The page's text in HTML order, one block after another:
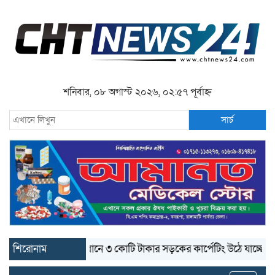
শনিবার, ০৮ অগাস্ট ২০২৬, ০২:৫৭ পূর্বাহ্ন
সার্চ
শিরোনামবান্দরবানে ৩ কোটি টাকার সড়কের কার্পেটিং উঠে যাচ্ছে